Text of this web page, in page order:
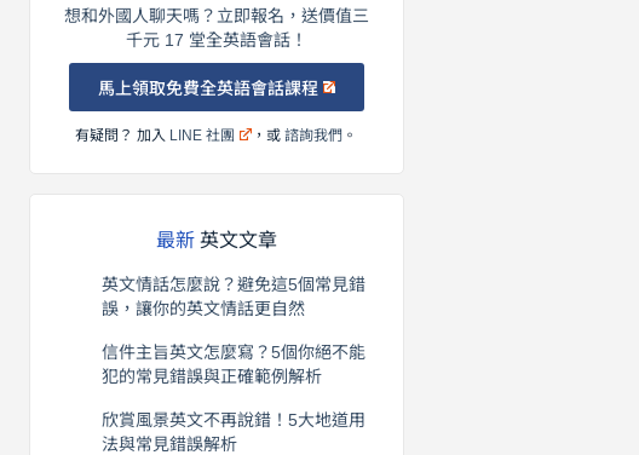
想和外國人聊天嗎？立即報名，送價值三
千元 17 堂全英語會話！
馬上領取免費全英語會話課程
有疑問？ 加入 LINE 社團 ，或諮詢我們 。
最新英文文章
英文情話怎麼說？避免這5個常見錯
誤，讓你的英文情話更自然
信件主旨英文怎麼寫？5個你絕不能
犯的常見錯誤與正確範例解析
欣賞風景英文不再說錯！5大地道用
法與常見錯誤解析